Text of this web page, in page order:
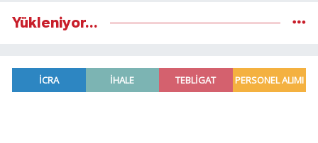
Yükleniyor...